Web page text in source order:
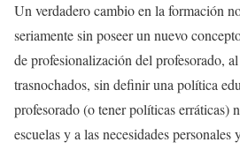
Un verdadero cambio en la formación
seriamente sin poseer un nuevo
de profesionalización del profesorado,
trasnochados, sin definir una política
profesorado (o tener políticas erráticas)
escuelas y a las necesidades